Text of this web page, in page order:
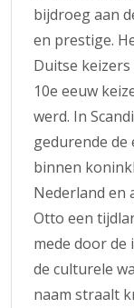
bijdroeg aan
en prestige.
Duitse
10e eeuw
werd. In
gedurende
binnen
Nederland en
Otto een
mede door
de culturele
naam straalt